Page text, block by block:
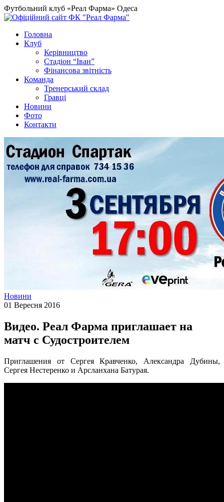
Футбольний клуб «Реал Фарма» Одеса
Головна
Клуб
Керівництво
Стадіон “Іван”
Фінансова звітність
Команда
Тренерський склад
Гравці
Новини
Фото
Контакти
Новини
01 Вересня 2016
Видео. Реал Фарма приглашает на
матч с Судостроителем
Приглашения от Сергея Кравченко, Александра Дубины,
Сергея Нестеренко и Арсланхана Батурая.